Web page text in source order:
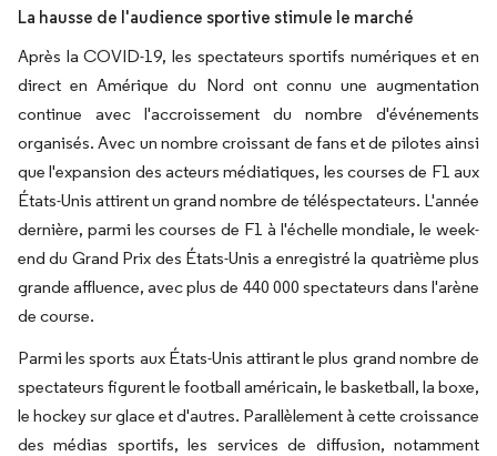
La hausse de l'audience sportive stimule le marché
Après la COVID-19, les spectateurs sportifs numériques et en
direct en Amérique du Nord ont connu une augmentation
continue avec l'accroissement du nombre d'événements
organisés. Avec un nombre croissant de fans et de pilotes ainsi
que l'expansion des acteurs médiatiques, les courses de F1 aux
États-Unis attirent un grand nombre de téléspectateurs. L'année
dernière, parmi les courses de F1 à l'échelle mondiale, le week-
end du Grand Prix des États-Unis a enregistré la quatrième plus
grande affluence, avec plus de 440 000 spectateurs dans l'arène
de course.
Parmi les sports aux États-Unis attirant le plus grand nombre de
spectateurs figurent le football américain, le basketball, la boxe,
le hockey sur glace et d'autres. Parallèlement à cette croissance
des médias sportifs, les services de diffusion, notamment